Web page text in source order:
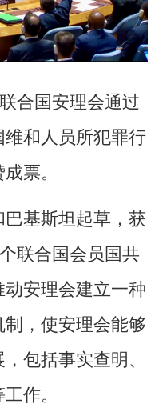
联合国安理会通过
和人员所犯罪行
票。
基斯坦起草，获
联合国会员国共
安理会建立一种
，使安理会能够
包括事实查明、
作。